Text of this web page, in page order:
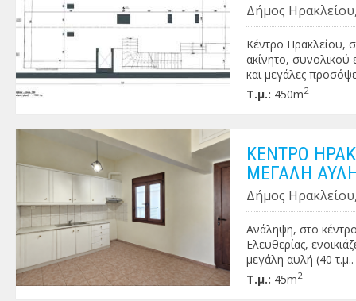
Δήμος
Κέντρο Ηρακλείου,
ακίνητο, συνολικού
και μεγάλες
εμβαδού 200 τ.μ.
κατάσταση,
χρήση (ιατρεία,
Τ.μ.: 450m2
ΚΕΝΤΡΟ
ΜΕΓΑΛΗ
Δήμος
Ανάληψη, στο
Ελευθερίας,
μεγάλη αυλή (40
και μπάνιο .
τρια . Διαθέσιμο
Τ.μ.: 45m2